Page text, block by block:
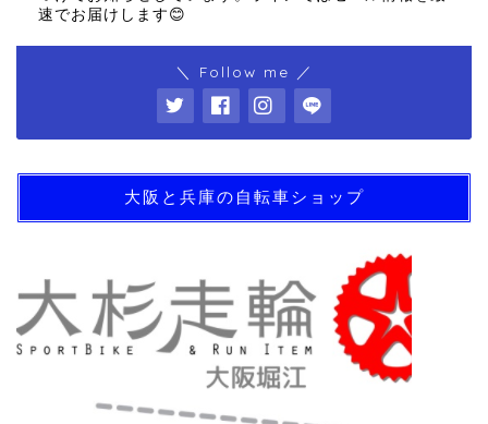
速でお届けします😊
＼ Follow me ／
大阪と兵庫の自転車ショップ